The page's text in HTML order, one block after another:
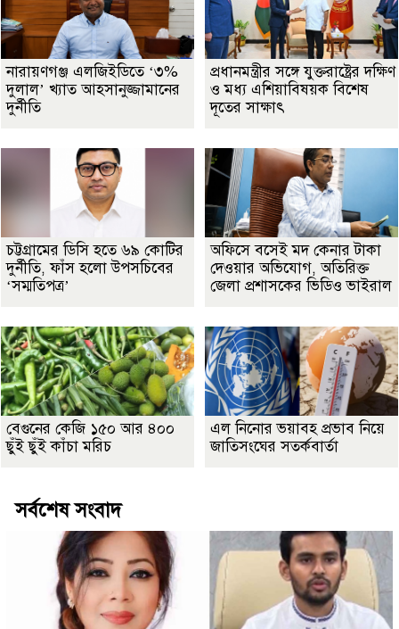
নারায়ণগঞ্জ এলজিইডিতে ‘৩%
দুলাল’ খ্যাত আহসানুজ্জামানের
দুর্নীতি
প্রধানমন্ত্রীর সঙ্গে যুক্তরাষ্ট্রের দক্ষিণ
ও মধ্য এশিয়াবিষয়ক বিশেষ
দূতের সাক্ষাৎ
চট্টগ্রামের ডিসি হতে ৬৯ কোটির
দুর্নীতি, ফাঁস হলো উপসচিবের
‘সম্মতিপত্র’
অফিসে বসেই মদ কেনার টাকা
দেওয়ার অভিযোগ, অতিরিক্ত
জেলা প্রশাসকের ভিডিও ভাইরাল
বেগুনের কেজি ১৫০ আর ৪০০
ছুঁই ছুঁই কাঁচা মরিচ
এল নিনোর ভয়াবহ প্রভাব নিয়ে
জাতিসংঘের সতর্কবার্তা
সর্বশেষ সংবাদ